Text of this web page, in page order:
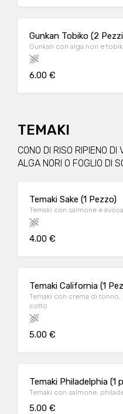
Gunkan Tobiko (2
Gunkan con alga nori e
6.00 €
TEMAKI
CONO DI RISO RIPIENO DI
ALGA NORI O FOGLIO DI
Temaki Sake (1 Pezzo)
Temaki con salmone e
4.00 €
Temaki California (1
Temaki con crema di
cotto
5.00 €
Temaki Philadelphia (1
Temaki con salmone,
5.00 €